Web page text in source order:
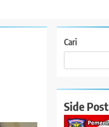
Cari
Side Post